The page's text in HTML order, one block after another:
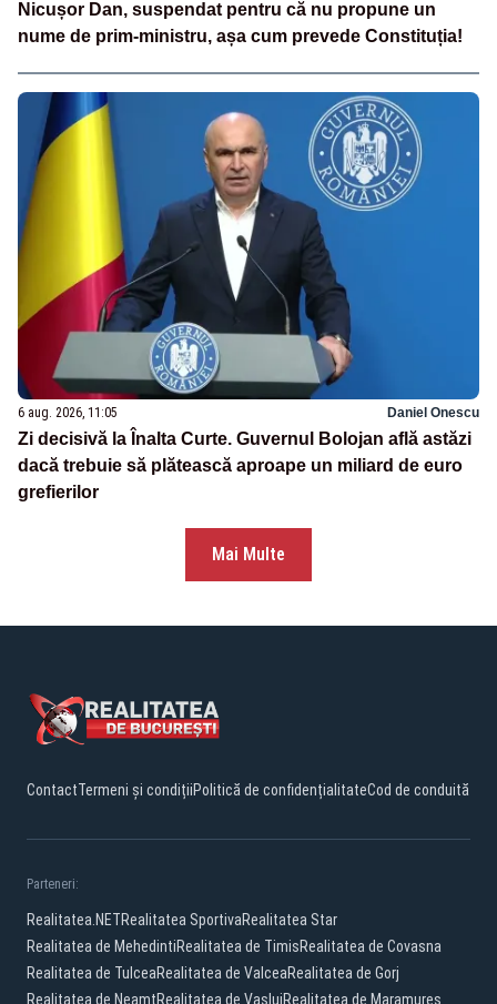
Nicușor Dan, suspendat pentru că nu propune un
nume de prim-ministru, așa cum prevede Constituția!
6 aug. 2026, 11:05 Daniel Onescu
Zi decisivă la Înalta Curte. Guvernul Bolojan află astăzi
dacă trebuie să plătească aproape un miliard de euro
grefierilor
Mai Multe
ContactTermeni și condițiiPolitică de confidențialitateCod de conduită
Parteneri:
Realitatea.NETRealitatea SportivaRealitatea Star
Realitatea de MehedintiRealitatea de TimisRealitatea de Covasna
Realitatea de TulceaRealitatea de ValceaRealitatea de Gorj
Realitatea de NeamtRealitatea de VasluiRealitatea de Maramures